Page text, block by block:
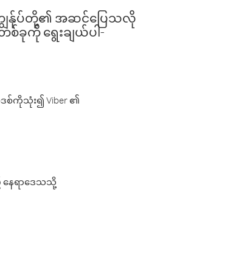
ကျွန်ုပ်တို့၏ အဆင်ပြေသလို
စ်ခုကို ရွေးချယ်ပါ-
ကိုသုံး၍ Viber ၏
နေရာဒေသသို့